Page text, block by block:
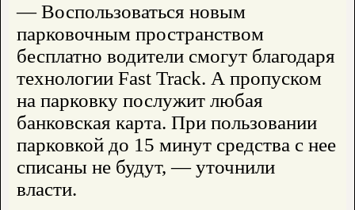
— Воспользоваться новым
парковочным пространством
бесплатно водители смогут благодаря
технологии Fast Track. А пропуском
на парковку послужит любая
банковская карта. При пользовании
парковкой до 15 минут средства с нее
списаны не будут, — уточнили
власти.